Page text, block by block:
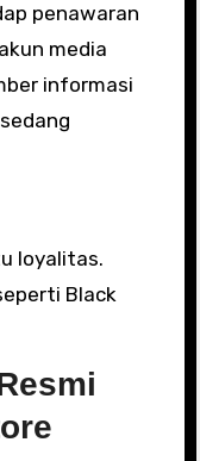
penawaran
media
informasi
loyalitas.
Black